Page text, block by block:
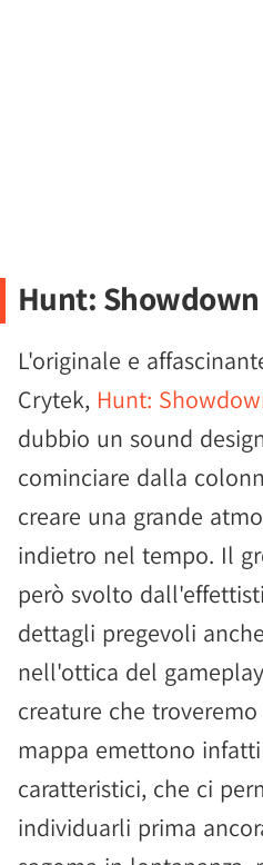
Hunt: Showdown
L'originale e
Crytek, Hunt:
dubbio un sound
cominciare dalla
creare una grande
indietro nel tempo. Il
però svolto
dettagli pregevoli
nell'ottica del
creature che
mappa emettono
caratteristici, che ci
individuarli prima